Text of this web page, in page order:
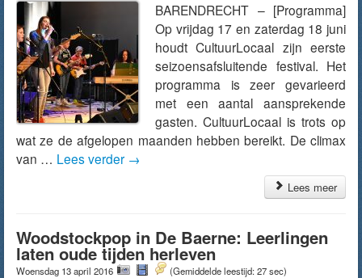
BARENDRECHT – [Programma]
Op vrijdag 17 en zaterdag 18 juni
houdt CultuurLocaal zijn eerste
seizoensafsluitende festival. Het
programma is zeer gevarieerd
met een aantal aansprekende
gasten. CultuurLocaal is trots op
wat ze de afgelopen maanden hebben bereikt. De climax
van … Lees verder →
Lees meer
Woodstockpop in De Baerne: Leerlingen
laten oude tijden herleven
Woensdag 13 april 2016 (Gemiddelde leestijd: 27 sec)